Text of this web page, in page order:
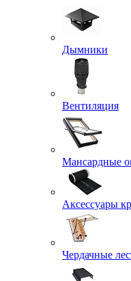
Дымники
Вентиляция
Мансардные
Аксессуары
Чердачные